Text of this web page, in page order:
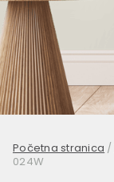
Početna stranica /
024W